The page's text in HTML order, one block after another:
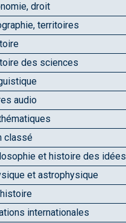
droit
territoires
des sciences
audio
classé
et histoire des idées
et astrophysique
internationales